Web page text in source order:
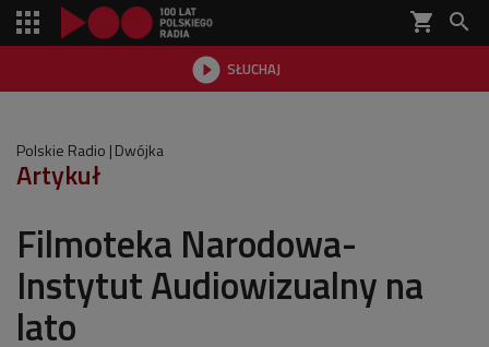
shopping_cart 
 SŁUCHAJ

Polskie Radio Dwójka
Artykuł
Filmoteka Narodowa-
Instytut Audiowizualny na
lato